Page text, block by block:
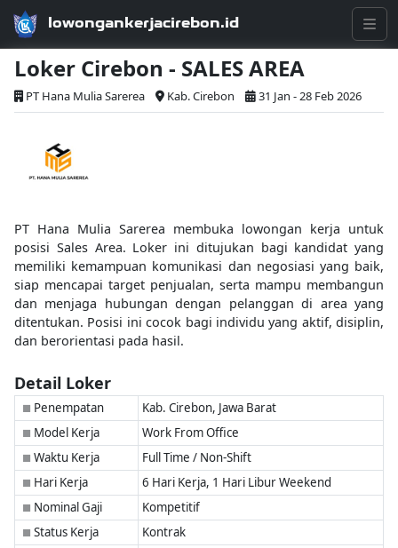
lowongankerjacirebon.id
Loker Cirebon - SALES AREA
PT Hana Mulia Sarerea Kab. Cirebon 31 Jan - 28 Feb 2026
PT Hana Mulia Sarerea membuka lowongan kerja untuk
posisi Sales Area. Loker ini ditujukan bagi kandidat yang
memiliki kemampuan komunikasi dan negosiasi yang baik,
siap mencapai target penjualan, serta mampu membangun
dan menjaga hubungan dengan pelanggan di area yang
ditentukan. Posisi ini cocok bagi individu yang aktif, disiplin,
dan berorientasi pada hasil.
Detail Loker
■ Penempatan Kab. Cirebon, Jawa Barat
■ Model Kerja Work From Office
■ Waktu Kerja Full Time / Non-Shift
■ Hari Kerja 6 Hari Kerja, 1 Hari Libur Weekend
■ Nominal Gaji Kompetitif
■ Status Kerja Kontrak